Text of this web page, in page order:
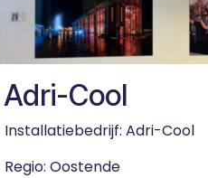
Adri-Cool
Installatiebedrijf: Adri-Cool
Regio: Oostende